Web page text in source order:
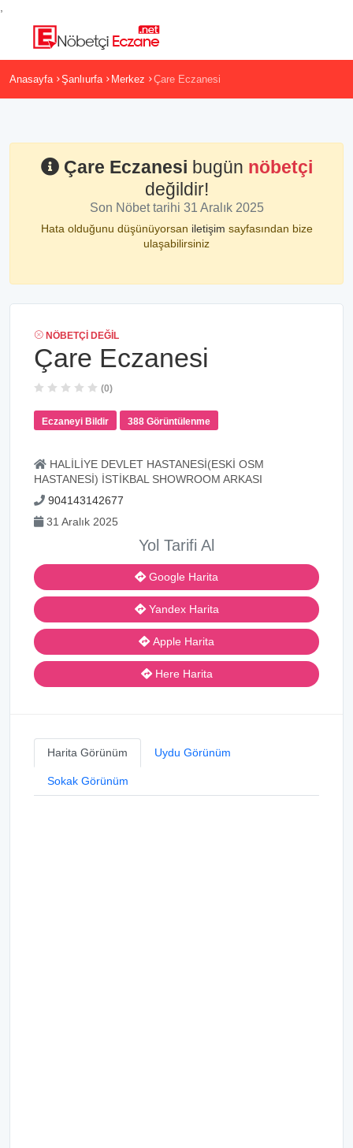
Anasayfa Şanlıurfa Merkez Çare Eczanesi
Çare Eczanesi bugün nöbetçi
değildir!
Son Nöbet tarihi 31 Aralık 2025
Hata olduğunu düşünüyorsan iletişim sayfasından bize
ulaşabilirsiniz
NÖBETÇI DEĞIL
Çare Eczanesi
(0)
Eczaneyi Bildir 388 Görüntülenme
HALİLİYE DEVLET HASTANESİ(ESKİ OSM
HASTANESİ) İSTİKBAL SHOWROOM ARKASI
904143142677
31 Aralık 2025
Yol Tarifi Al
Google Harita
Yandex Harita
Apple Harita
Here Harita
Harita Görünüm Uydu Görünüm
Sokak Görünüm